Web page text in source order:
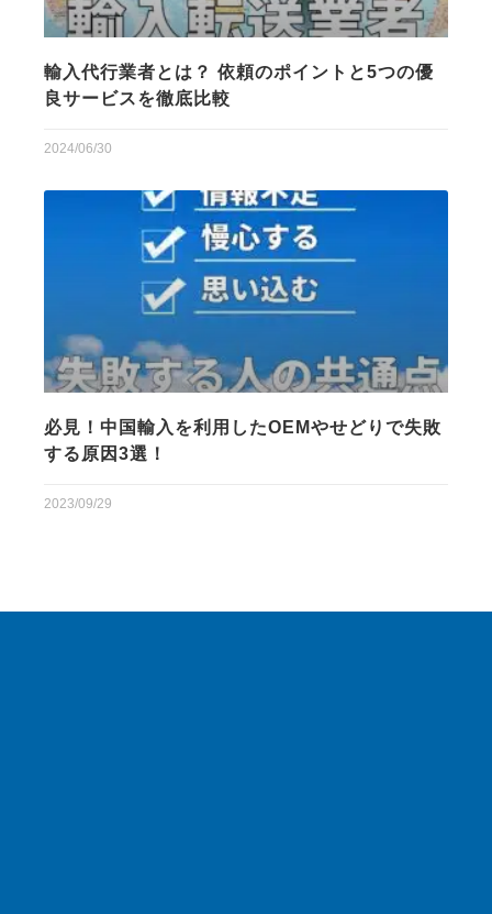
輸入代行業者とは？ 依頼のポイントと5つの優
良サービスを徹底比較
2024/06/30
必見！中国輸入を利用したOEMやせどりで失敗
する原因3選！
2023/09/29